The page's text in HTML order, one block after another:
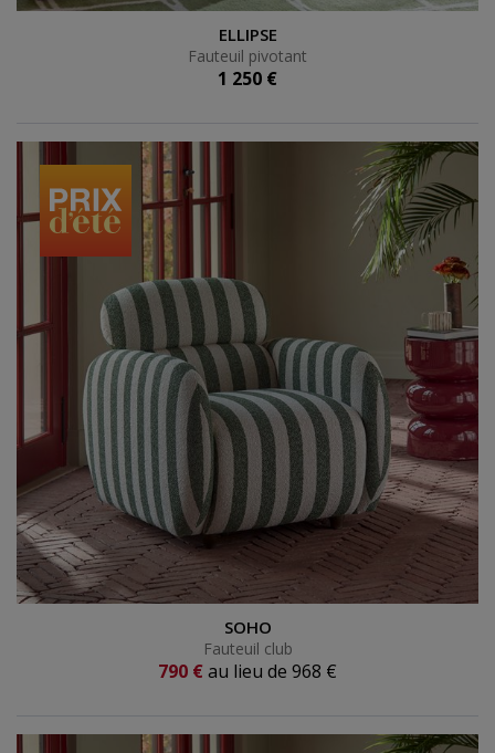
ELLIPSE
Fauteuil pivotant
1 250 €
SOHO
Fauteuil club
790 € au lieu de 968 €